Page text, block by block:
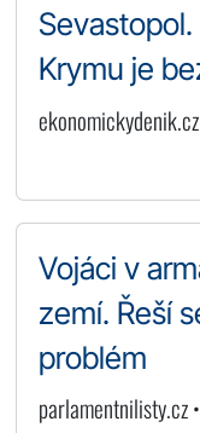
Krymu je
Vojáci v
zemí. Řeší
problém
parlamentnilisty.cz